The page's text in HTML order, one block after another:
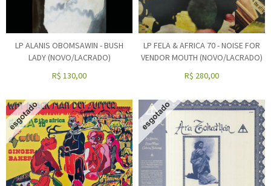
LP ALANIS OBOMSAWIN - BUSH
LADY (NOVO/LACRADO)
R$ 130,00
LP FELA & AFRICA 70 - NOISE FOR
VENDOR MOUTH (NOVO/LACRADO)
R$ 280,00